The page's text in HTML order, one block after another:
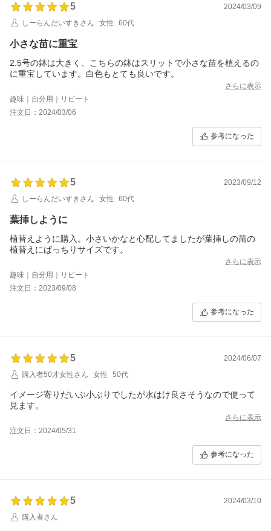
5
2024/03/09
しーらんだいすきさん
女性 60代
小さな苗に重宝
2.5号の鉢は大きく、こちらの鉢はスリットで小さな苗を植えるの
に重宝しています。白色もとても良いです。
さらに表示
趣味｜自分用｜リピート
注文日：2024/03/06
参考になった
5
2023/09/12
しーらんだいすきさん
女性 60代
葉挿しように
植替えように購入。小さいかなと心配してましたが葉挿しの苗の
植替えにばっちりサイズです。
さらに表示
趣味｜自分用｜リピート
注文日：2023/09/08
参考になった
5
2024/06/07
購入者50才女性さん
女性 50代
イメージ寄りだいぶ小ぶりでしたが水はけ良さそうなので使って
見ます。
さらに表示
注文日：2024/05/31
参考になった
5
2024/03/10
購入者さん